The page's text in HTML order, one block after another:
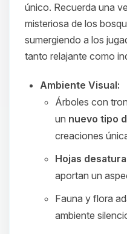
único. Recuerda una
misteriosa de los
sumergiendo a los
tanto relajante como
Ambiente Visual:
Árboles con
un nuevo tipo
creaciones
Hojas
aportan un
Fauna y flora
ambiente